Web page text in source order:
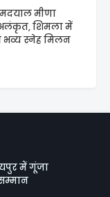
मीणा
अलंकृत, शिमला में
भव्य स्नेह मिलन
में गूंजा